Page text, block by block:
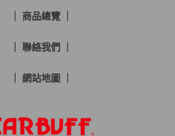
｜ 商品總覽 ｜
｜ 聯絡我們 ｜
｜ 網站地圖 ｜